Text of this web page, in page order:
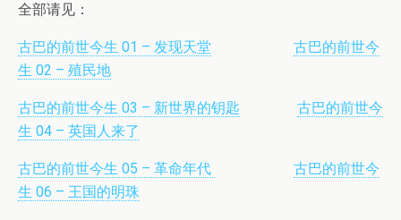
全部请见：
古巴的前世今生 01 – 发现天堂
古巴的前世今
生 02 – 殖民地
古巴的前世今生 03 – 新世界的钥匙
古巴的前世今
生 04 – 英国人来了
古巴的前世今生 05 – 革命年代
古巴的前世今
生 06 – 王国的明珠